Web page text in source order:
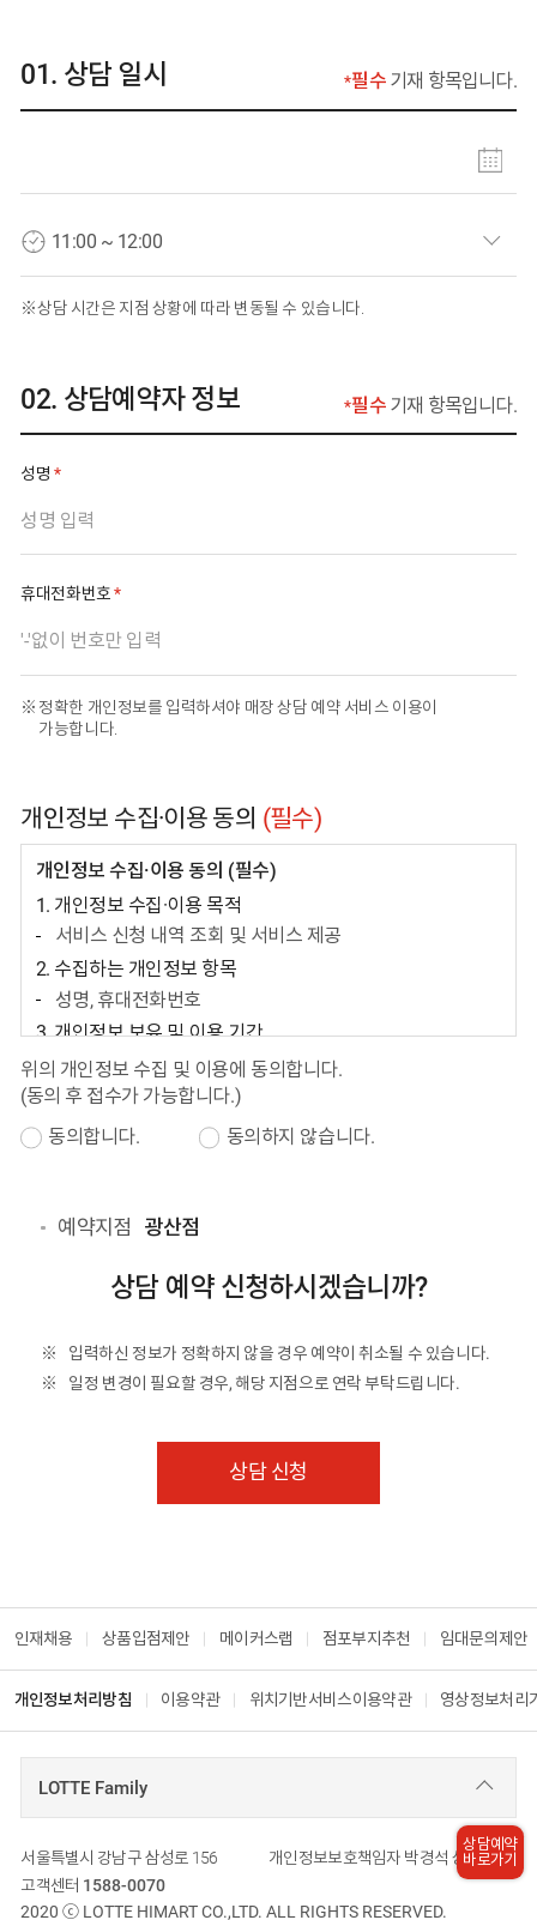
상담 일시 필수기재 항목입니다.
상담 시간은 지점 상황에 따라 변동될 수 있습니다.
상담예약자 정보 필수기재 항목입니다.
성명 필수 입력 사항
휴대전화번호 필수 입력 사항
정확한 개인정보를 입력하셔야 매장 상담 예약 서비스 이용이
가능합니다.
개인정보 수집·이용 동의 (필수)
개인정보 수집·이용 동의 (필수)
1. 개인정보 수집·이용 목적
서비스 신청 내역 조회 및 서비스 제공
2. 수집하는 개인정보 항목
성명, 휴대전화번호
3. 개인정보 보유 및 이용 기간
접수일로부터 6개월
4. 동의를 거부할 권리와 동의를 거부할 경우의 불이익
귀하는 개인정보 수집 및 이용에 동의를 거부할 권리가
있으며, 동의를 거부할 경우 서비스 제공이 어려울 수
위의 개인정보 수집 및 이용에 동의합니다.
(동의 후 접수가 가능합니다.)
동의합니다.
동의하지 않습니다.
예약지점 광산점
상담 예약 신청하시겠습니까?
입력하신 정보가 정확하지 않을 경우 예약이 취소될 수 있습니다.
일정 변경이 필요할 경우, 해당 지점으로 연락 부탁드립니다.
상담 신청
인재채용 상품입점제안 메이커스랩 점포부지추천 임대문의제안
개인정보처리방침 이용약관 위치기반서비스이용약관 영상정보처리
LOTTE Family
회사 주소
서울특별시 강남구 삼성로 156 개인정보보호책임자 박경석 상무
고객센터 1588-0070
2020 ⓒ LOTTE HIMART CO.,LTD. ALL RIGHTS RESERVED.
상담예약
바로가기